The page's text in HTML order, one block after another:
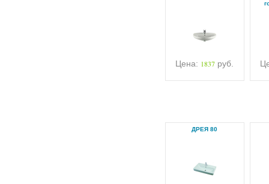
Цена: 1837 руб.
ДРЕЯ 80